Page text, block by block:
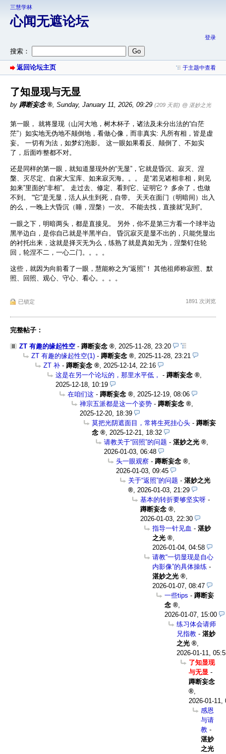
三慧学林
心闻无遮论坛
登录
搜索：
返回论坛主页 于主题中查看
了知显现与无显
by 蹲断妄念 , Sunday, January 11, 2026, 09:29 (209 天前) @ 湛妙之光
第一眼， 就将显现（山河大地，树木杯子，诸法及未分出法的“白茫
茫”）如实地无伪地不颠倒地，看做心像，而非真实: 凡所有相，皆是虚
妄。 一切有为法，如梦幻泡影。 这一眼如果看反、颠倒了、不如实
了，后面咋整都不对。
还是同样的第一眼，就知道显现外的“无显”，它就是昏沉、寂灭、涅
槃、灭尽定、自家大宝库、如来寂灭海。。。 是“若见诸相非相，则见
如来”里面的“非相”。 走过去、修定、看到它、证明它？ 多余了，也做
不到。 “它”是无显，活人从生到死，自带。 天天在面门（明暗间）出入
的么，一晚上大昏沉（睡，涅槃）一次。 不能去找，直接就“见到”。
一眼之下，明暗两头，都是直接见。 另外，你不是第三方看一个球半边
黑半边白，是你自己就是半黑半白。 昏沉寂灭是显不出的，只能凭显出
的衬托出来，这就是择灭无为么，练熟了就是真如无为，涅槃钉住轮
回，轮涅不二，一心二门。。。。
这些，就因为向前看了一眼，慧能称之为“返照”！ 其他祖师称寂照、默
照、回照、观心、守心、看心。。。。
已锁定 1891 次浏览
完整帖子：
ZT 有趣的缘起性空 - 蹲断妄念 , 2025-11-28, 23:20
ZT 有趣的缘起性空(1) - 蹲断妄念 , 2025-11-28, 23:21
ZT 补 - 蹲断妄念 , 2025-12-14, 22:16
这是在另一个论坛的，那里水平低， - 蹲断妄念
,
2025-12-18, 10:19
在咱们这 - 蹲断妄念 , 2025-12-19, 08:06
禅宗五派都是这一个姿势 - 蹲断妄念
,
2025-12-20, 18:39
莫把光阴遮面目，常将生死挂心头 - 蹲断妄
念
, 2025-12-21, 18:32
请教关于“回照”的问题 - 湛妙之光
,
2026-01-03, 06:48
头一眼观察 - 蹲断妄念
,
2026-01-03, 09:45
关于“返照”的问题 - 湛妙之光
, 2026-01-03, 21:29
基本的转折要够坚实呀 -
蹲断妄念
,
2026-01-03, 22:30
指导一针见血 - 湛妙
之光
,
2026-01-04, 04:58
请教“一切显现是自心
内影像”的具体操练 -
湛妙之光
,
2026-01-07, 08:47
一些tips - 蹲断妄
念
,
2026-01-07, 15:00
练习体会请师
兄指教 - 湛妙
之光
,
2026-01-11,
了知显现
与无显 -
蹲断妄念
,
2026-01-11,
感恩
与请
教 -
湛妙
之光